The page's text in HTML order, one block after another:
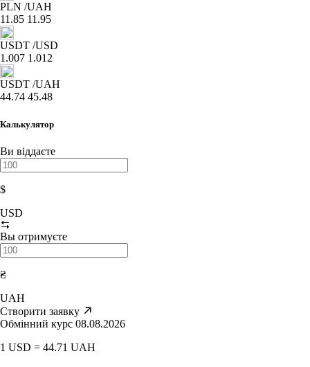
PLN /UAH
11.85 11.95
USDT /USD
1.007 1.012
USDT /UAH
44.74 45.48
Калькулятор
Ви віддаєте
$
USD
Вы отримуєте
₴
UAH
Створити заявку
Обмінний курс 08.08.2026
1 USD = 44.71 UAH